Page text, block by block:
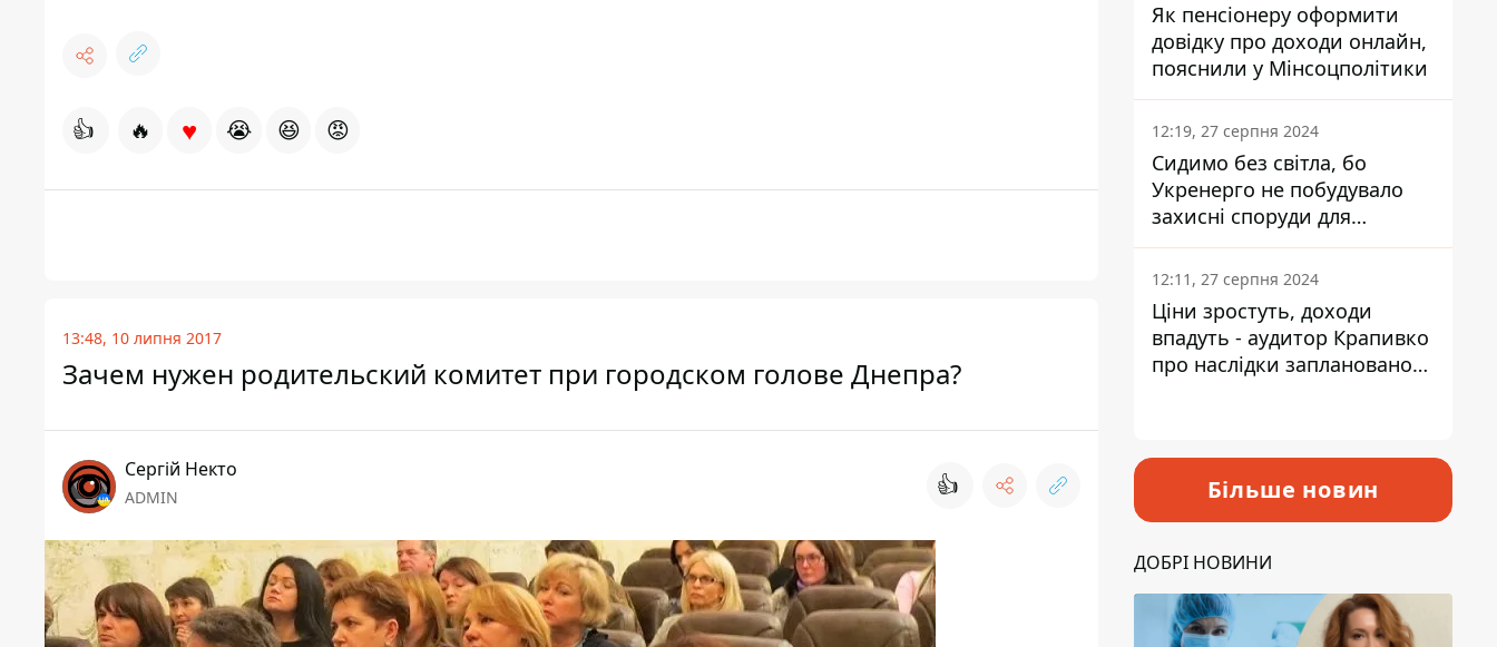
👍 🔥 ♥ 😭 😆 😡
13:48, 10 липня 2017
Зачем нужен родительский комитет при городском голове Днепра?
Сергій Некто
ADMIN 👍
Як пенсіонеру оформити
довідку про доходи онлайн,
пояснили у Мінсоцполітики
12:19, 27 серпня 2024
Сидимо без світла, бо
Укренерго не побудувало
захисні споруди для
енергетики - нардеп
Кучеренко
12:11, 27 серпня 2024
Ціни зростуть, доходи
впадуть - аудитор Крапивко
про наслідки запланованого
Більше новин
ДОБРІ НОВИНИ